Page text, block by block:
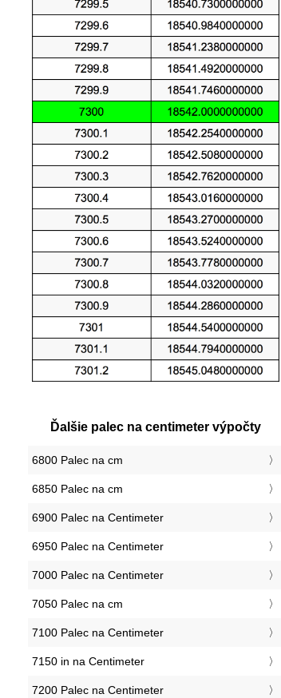
Ďalšie palec na centimeter výpočty
6800 Palec na cm
6850 Palec na cm
6900 Palec na Centimeter
6950 Palec na Centimeter
7000 Palec na Centimeter
7050 Palec na cm
7100 Palec na Centimeter
7150 in na Centimeter
7200 Palec na Centimeter